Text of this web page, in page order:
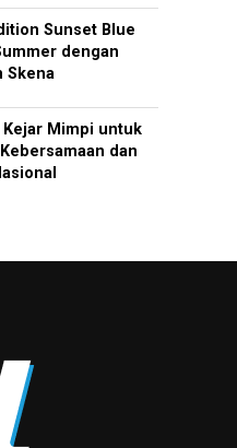
Sunset Blue
dengan
Skena
Kejar Mimpi untuk
dan